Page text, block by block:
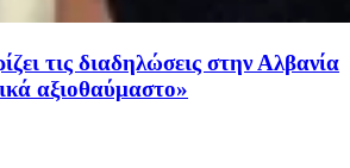
τις διαδηλώσεις στην Αλβανία
αξιοθαύμαστο»